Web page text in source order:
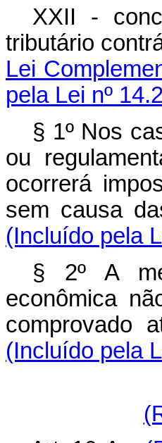
XXII -
tributário
Lei
pela Lei nº
§ 1º Nos
ou
ocorrerá
sem causa
(Incluído pela
§ 2º A
econômica
(Incluído pela